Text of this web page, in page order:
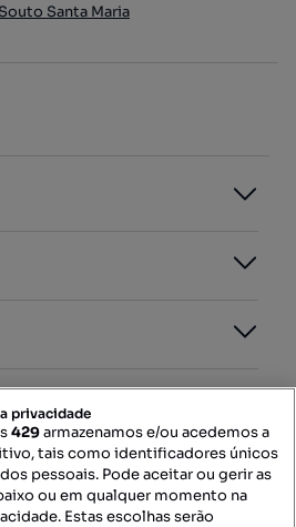
Santa Maria
privacidade
429armazenamos e/ou acedemos a
tais como identificadores únicos
pessoais. Pode aceitar ou gerir as
ou em qualquer momento na
Estas escolhas serão